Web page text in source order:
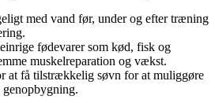
med vand før, under og efter træning
fødevarer som kød, fisk og
muskelreparation og vækst.
at få tilstrækkelig søvn for at muliggøre
genopbygning.